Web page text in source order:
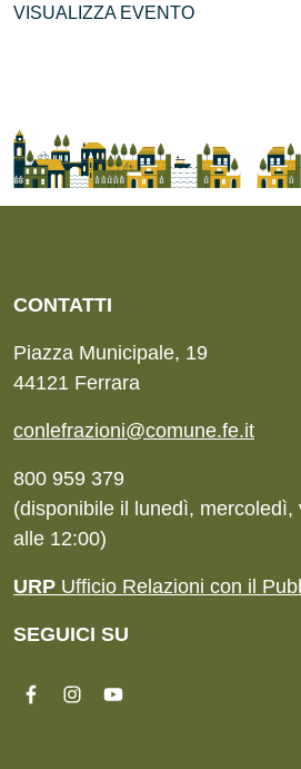
VISUALIZZA EVENTO
CONTATTI
Piazza Municipale, 19
44121 Ferrara
conlefrazioni@comune.fe.it
800 959 379
(disponibile il lunedì,
alle 12:00)
URP Ufficio Relazioni con il
SEGUICI SU